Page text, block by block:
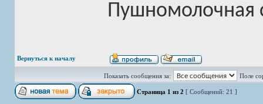
Пушномолочная
Вернуться к началу
Показать сообщения за: Поле
Страница 1 из 2 [ Сообщений: 21 ]